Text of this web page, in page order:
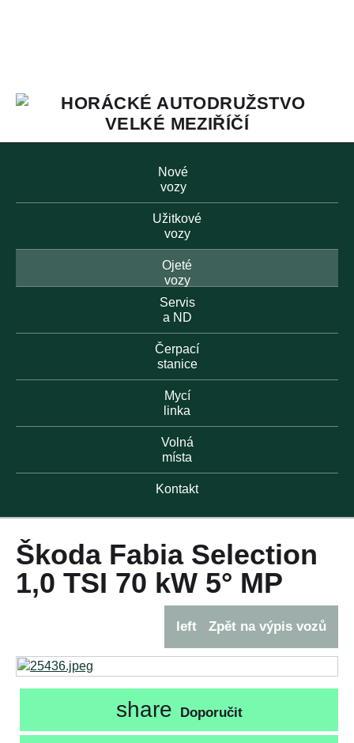
Nové
vozy
Užitkové
vozy
Ojeté
vozy
Servis
a ND
Čerpací
stanice
Mycí
linka
Volná
místa
Kontakt
Škoda Fabia Selection
1,0 TSI 70 kW 5° MP
left Zpět na výpis vozů
share Doporučit